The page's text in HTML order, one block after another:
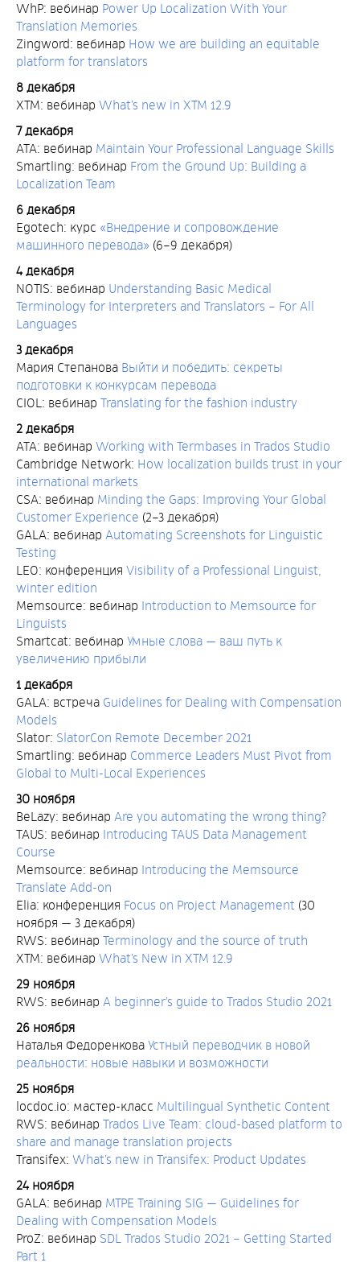
WhP: вебинар Power Up Localization With Your
Translation Memories
Zingword: вебинар How we are building an equitable
platform for translators
8 декабря
XTM: вебинар What’s new in XTM 12.9
7 декабря
ATA: вебинар Maintain Your Professional Language Skills
Smartling: вебинар From the Ground Up: Building a
Localization Team
6 декабря
Egotech: курс «Внедрение и сопровождение
машинного перевода» (6–9 декабря)
4 декабря
NOTIS: вебинар Understanding Basic Medical
Terminology for Interpreters and Translators – For All
Languages
3 декабря
Мария Степанова Выйти и победить: cекреты
подготовки к конкурсам перевода
CIOL: вебинар Translating for the fashion industry
2 декабря
ATA: вебинар Working with Termbases in Trados Studio
Cambridge Network: How localization builds trust in your
international markets
CSA: вебинар Minding the Gaps: Improving Your Global
Customer Experience (2–3 декабря)
GALA: вебинар Automating Screenshots for Linguistic
Testing
LEO: конференция Visibility of a Professional Linguist,
winter edition
Memsource: вебинар
Introduction to Memsource for
Linguists
Smartcat: вебинар Умные слова — ваш путь к
увеличению прибыли
1 декабря
GALA: встреча Guidelines for Dealing with Compensation
Models
Slator: SlatorCon Remote December 2021
Smartling: вебинар Commerce Leaders Must Pivot from
Global to Multi-Local Experiences
30 ноября
BeLazy: вебинар Are you automating the wrong thing?
TAUS: вебинар
Introducing TAUS Data Management
Course
Memsource: вебинар
Introducing the Memsource
Translate Add-on
Elia: конференция Focus on Project Management (30
ноября — 3 декабря)
RWS: вебинар Terminology and the source of truth
XTM: вебинар What’s New in XTM 12.9
29 ноября
RWS: вебинар A beginner’s guide to Trados Studio 2021
26 ноября
Наталья Федоренкова Устный переводчик в новой
реальности: новые навыки и возможности
25 ноября
locdoc.io: мастер-класс Multilingual Synthetic Content
RWS: вебинар Trados Live Team: cloud-based platform to
share and manage translation projects
Transifex: What’s new in Transifex: Product Updates
24 ноября
GALA: вебинар MTPE Training SIG — Guidelines for
Dealing with Compensation Models
ProZ: вебинар SDL Trados Studio 2021 – Getting Started
Part 1